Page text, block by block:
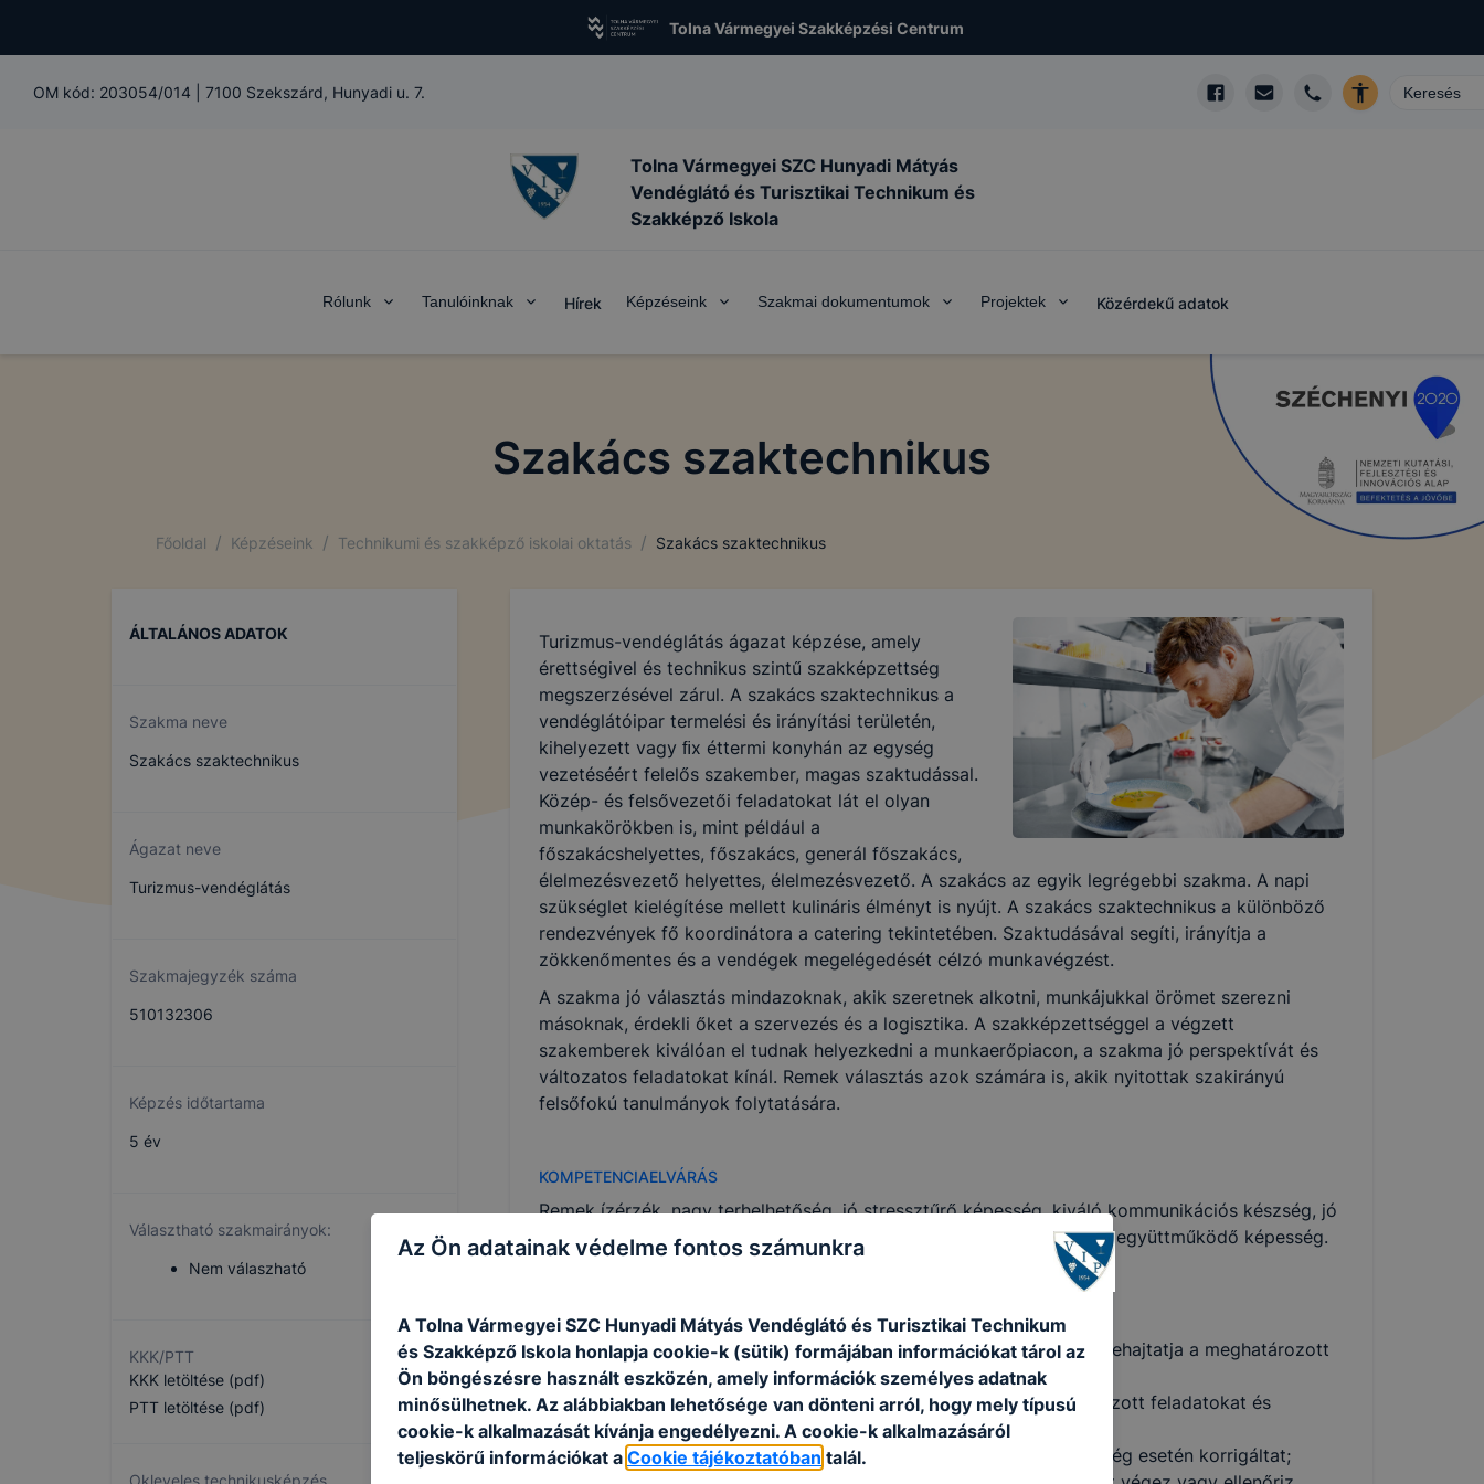
Tolna Vármegyei Szakképzési Centrum
OM kód: 203054/014 7100 Szekszárd, Hunyadi u. 7.
Tolna Vármegyei SZC Hunyadi Mátyás
Vendéglátó és Turisztikai Technikum és
Szakképző Iskola
Rólunk Tanulóinknak Hírek Képzéseink Szakmai dokumentumok Projektek Közérdekű adatok
Szakács szaktechnikus
Főoldal / Képzéseink / Technikumi és szakképző iskolai oktatás / Szakács szaktechnikus
ÁLTALÁNOS ADATOK
Szakma neve
Szakács szaktechnikus
Ágazat neve
Turizmus-vendéglátás
Szakmajegyzék száma
510132306
Képzés időtartama
5 év
Választható szakmairányok:
Nem válaszható
KKK/PTT
KKK letöltése (pdf)
PTT letöltése (pdf)
Okleveles technikusképzés
Turizmus-vendéglátás ágazat képzése, amely
érettségivel és technikus szintű szakképzettség
megszerzésével zárul. A szakács szaktechnikus a
vendéglátóipar termelési és irányítási területén,
kihelyezett vagy ﬁx éttermi konyhán az egység
vezetéséért felelős szakember, magas szaktudással.
Közép- és felsővezetői feladatokat lát el olyan
munkakörökben is, mint például a
főszakácshelyettes, főszakács, generál főszakács,
élelmezésvezető helyettes, élelmezésvezető. A szakács az egyik legrégebbi szakma. A napi
szükséglet kielégítése mellett kulináris élményt is nyújt. A szakács szaktechnikus a különböző
rendezvények fő koordinátora a catering tekintetében. Szaktudásával segíti, irányítja a
zökkenőmentes és a vendégek megelégedését célzó munkavégzést.
A szakma jó választás mindazoknak, akik szeretnek alkotni, munkájukkal örömet szerezni
másoknak, érdekli őket a szervezés és a logisztika. A szakképzettséggel a végzett
szakemberek kiválóan el tudnak helyezkedni a munkaerőpiacon, a szakma jó perspektívát és
változatos feladatokat kínál. Remek választás azok számára is, akik nyitottak szakirányú
felsőfokú tanulmányok folytatására.
KOMPETENCIAELVÁRÁS
Remek ízérzék, nagy terhelhetőség, jó stressztűrő képesség, kiváló kommunikációs készség, jó
problémamegoldó képesség, empátia, szervezőkészség, kreativitás, együttműködő képesség.
vezető szakács helyettes pozícióban végrehajtja, illetve végrehajtatja a meghatározott
feladatokat;
vezetőszakács pozícióban végrehajtatja az általa meghatározott feladatokat és
ellenőrzi is azokat;
előkészítő, elkészítő és befejező műveleteket felügyel, szükség esetén korrigáltat;
Az Ön adatainak védelme fontos számunkra
A Tolna Vármegyei SZC Hunyadi Mátyás Vendéglátó és Turisztikai Technikum
és Szakképző Iskola honlapja cookie-k (sütik) formájában információkat tárol az
Ön böngészésre használt eszközén, amely információk személyes adatnak
minősülhetnek. Az alábbiakban lehetősége van dönteni arról, hogy mely típusú
cookie-k alkalmazását kívánja engedélyezni. A cookie-k alkalmazásáról
teljeskörű információkat a Cookie tájékoztatóban talál.